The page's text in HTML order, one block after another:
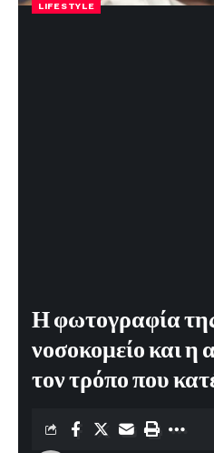
LIFESTYLE
Η φωτογραφία
νοσοκομείο και η
τον τρόπο που